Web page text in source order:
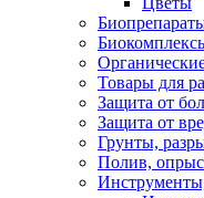
Товары для
Защита от
Защита от
Грунты,
Полив,